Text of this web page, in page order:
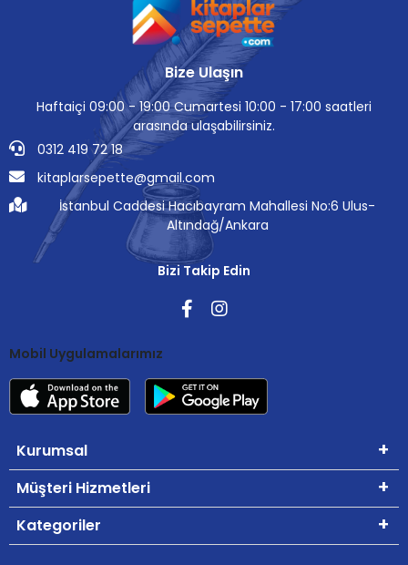
Bize Ulaşın
Haftaiçi 09:00 - 19:00 Cumartesi 10:00 - 17:00 saatleri
arasında ulaşabilirsiniz.
0312 419 72 18
kitaplarsepette@gmail.com
İstanbul Caddesi Hacıbayram Mahallesi No:6 Ulus-
Altındağ/Ankara
Bizi Takip Edin
Mobil Uygulamalarımız
Kurumsal
Müşteri Hizmetleri
Kategoriler